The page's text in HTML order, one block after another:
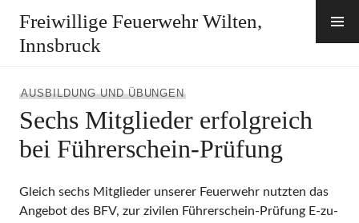
Inhalt
springen
Freiwillige Feuerwehr Wilten,
Innsbruck
AUSBILDUNG UND ÜBUNGEN
Sechs Mitglieder erfolgreich
bei Führerschein-Prüfung
Gleich sechs Mitglieder unserer Feuerwehr nutzten das
Angebot des BFV, zur zivilen Führerschein-Prüfung E-zu-